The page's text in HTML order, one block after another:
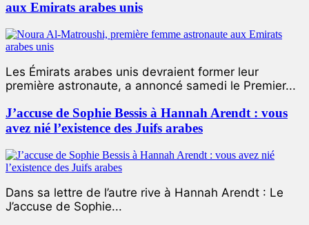
aux Emirats arabes unis
Les Émirats arabes unis devraient former leur
première astronaute, a annoncé samedi le Premier...
J’accuse de Sophie Bessis à Hannah Arendt : vous
avez nié l’existence des Juifs arabes
Dans sa lettre de l’autre rive à Hannah Arendt : Le
J’accuse de Sophie...